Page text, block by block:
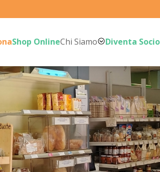
Shop OnlineChi Siamo Diventa